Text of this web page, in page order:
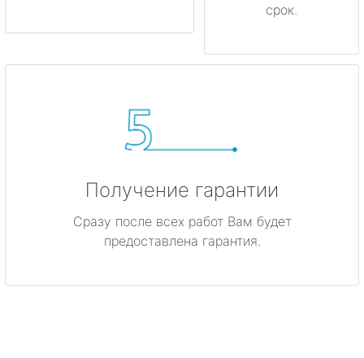
срок.
Получение гарантии
Сразу после всех работ Вам будет
предоставлена гарантия.